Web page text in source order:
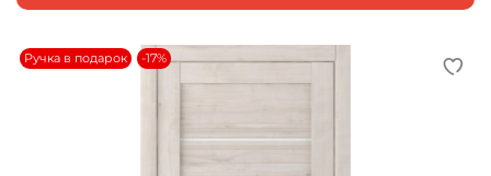
Ручка в подарок -17%